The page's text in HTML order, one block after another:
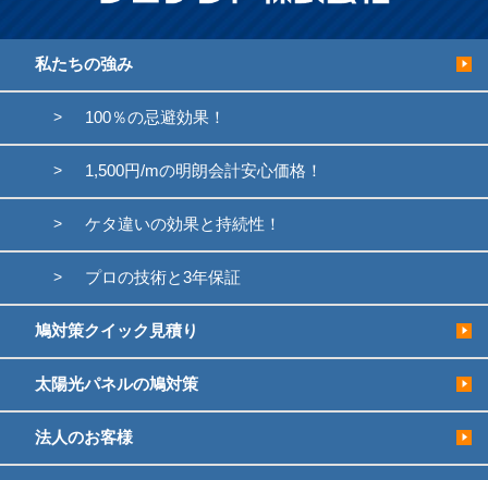
私たちの強み
100％の忌避効果！
1,500円/mの明朗会計安心価格！
ケタ違いの効果と持続性！
プロの技術と3年保証
鳩対策クイック見積り
太陽光パネルの鳩対策
法人のお客様